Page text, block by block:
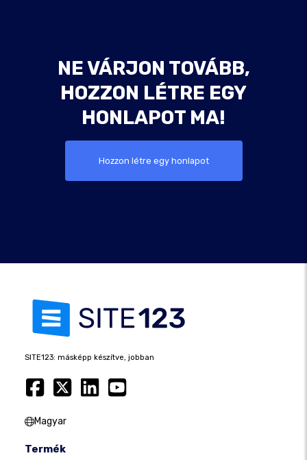
NE VÁRJON TOVÁBB,
HOZZON LÉTRE EGY
HONLAPOT MA!
Hozzon létre egy honlapot
SITE123: másképp készítve, jobban
Magyar
Termék